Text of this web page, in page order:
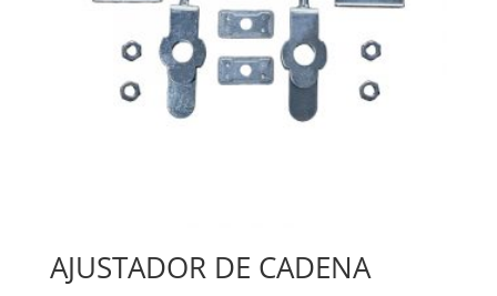
AJUSTADOR DE CADENA